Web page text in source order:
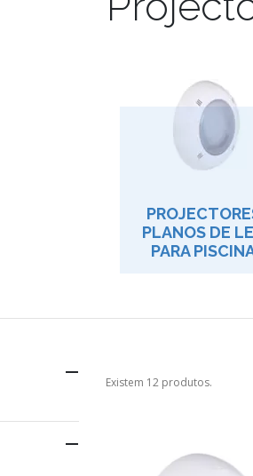
PLANOS DE
PARA


Existem 12 produtos.